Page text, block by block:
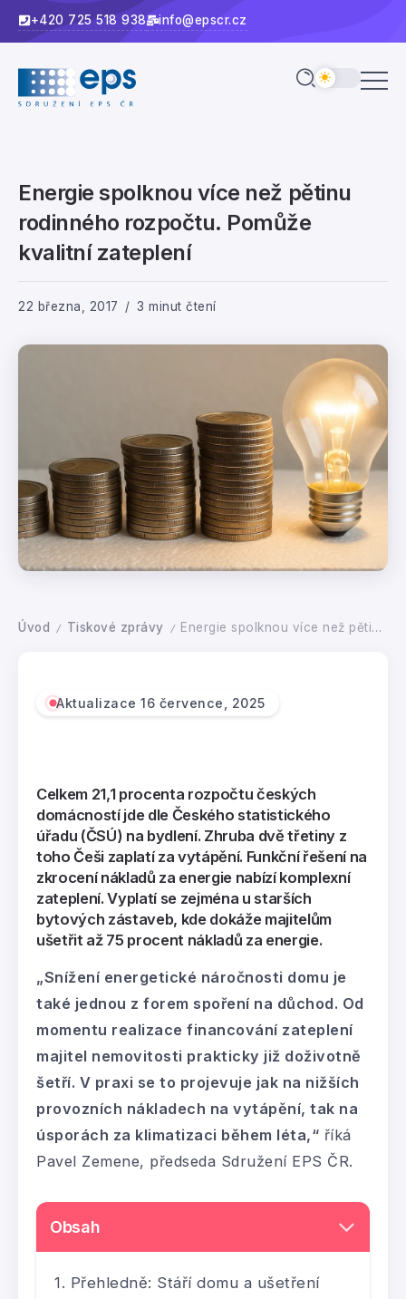
+420 725 518 938 info@epscr.cz
Energie spolknou více než pětinu
rodinného rozpočtu. Pomůže
kvalitní zateplení
22 března, 2017 3 minut čtení
Úvod / Tiskové zprávy / Energie spolknou více než pětinu rodinného rozpočtu. Pomůže kvalitní zateplení
Aktualizace 16 července, 2025
Celkem 21,1 procenta rozpočtu českých
domácností jde dle Českého statistického
úřadu (ČSÚ) na bydlení. Zhruba dvě třetiny z
toho Češi zaplatí za vytápění. Funkční řešení na
zkrocení nákladů za energie nabízí komplexní
zateplení. Vyplatí se zejména u starších
bytových zástaveb, kde dokáže majitelům
ušetřit až 75 procent nákladů za energie.
„Snížení energetické náročnosti domu je
také jednou z forem spoření na důchod. Od
momentu realizace financování zateplení
majitel nemovitosti prakticky již doživotně
šetří. V praxi se to projevuje jak na nižších
provozních nákladech na vytápění, tak na
úsporách za klimatizaci během léta,“ říká
Pavel Zemene, předseda Sdružení EPS ČR.
Obsah
Přehledně: Stáří domu a ušetření